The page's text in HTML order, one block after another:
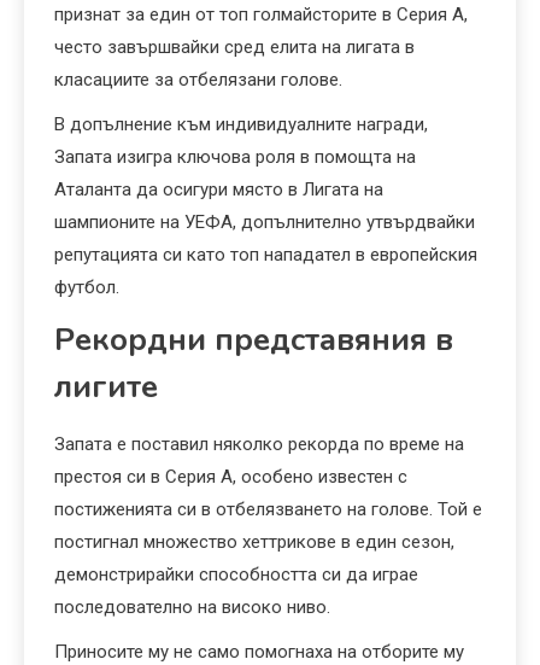
признат за един от топ голмайсторите в Серия А,
често завършвайки сред елита на лигата в
класациите за отбелязани голове.
В допълнение към индивидуалните награди,
Запата изигра ключова роля в помощта на
Аталанта да осигури място в Лигата на
шампионите на УЕФА, допълнително утвърдвайки
репутацията си като топ нападател в европейския
футбол.
Рекордни представяния в
лигите
Запата е поставил няколко рекорда по време на
престоя си в Серия А, особено известен с
постиженията си в отбелязването на голове. Той е
постигнал множество хеттрикове в един сезон,
демонстрирайки способността си да играе
последователно на високо ниво.
Приносите му не само помогнаха на отборите му